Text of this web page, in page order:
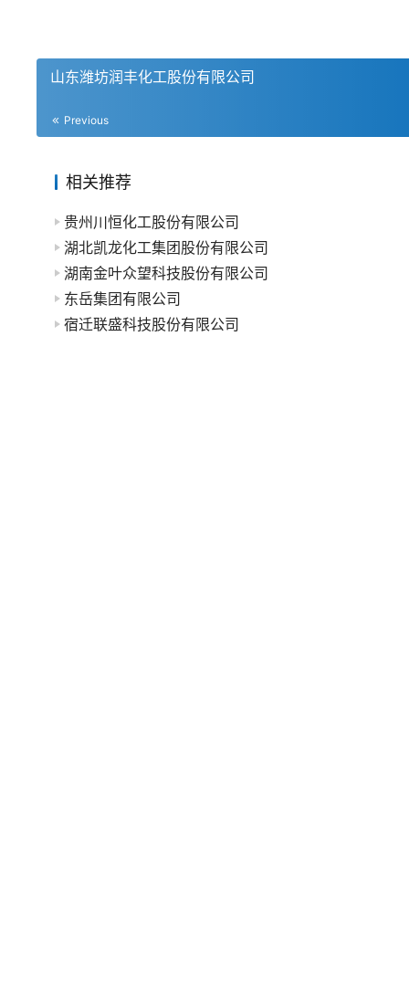
山东潍坊润丰化工股份有限公司
Previous
相关推荐
贵州川恒化工股份有限公司
湖北凯龙化工集团股份有限公司
湖南金叶众望科技股份有限公司
东岳集团有限公司
宿迁联盛科技股份有限公司